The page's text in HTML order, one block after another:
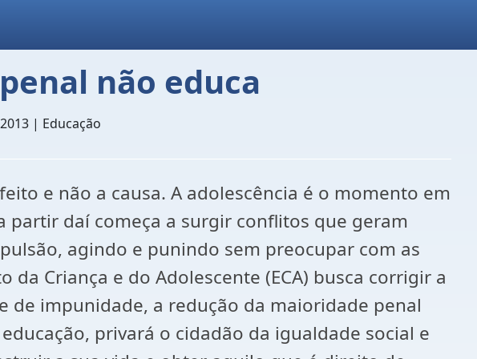
não educa
| Educação
e não a causa. A adolescência é o momento em
daí começa a surgir conflitos que geram
agindo e punindo sem preocupar com as
Criança e do Adolescente (ECA) busca corrigir a
de impunidade, a redução da maioridade penal
privará o cidadão da igualdade social e